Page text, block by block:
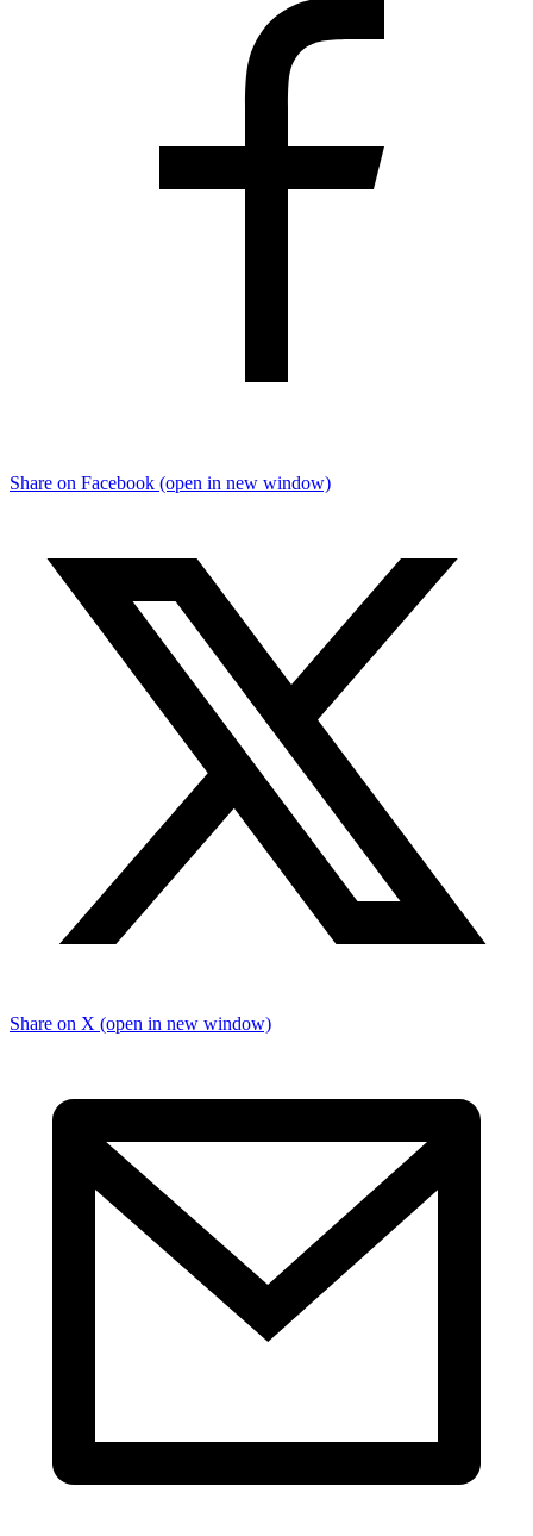
Share on Facebook (open in new window)
Share on X (open in new window)